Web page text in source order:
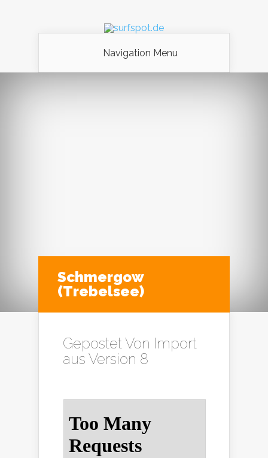
Navigation Menu
Schmergow
(Trebelsee)
Gepostet Von Import
aus Version 8